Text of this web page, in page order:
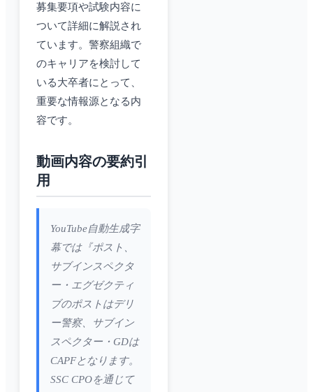
募集要項や試験内容に
ついて詳細に解説され
ています。警察組織で
のキャリアを検討して
いる大卒者にとって、
重要な情報源となる内
容です。
動画内容の要約引
用
YouTube自動生成字
幕では『ポスト、
サブインスペクタ
ー・エグゼクティ
ブのポストはデリ
ー警察、サブイン
スペクター・GDは
CAPFとなります。
SSC CPOを通じて